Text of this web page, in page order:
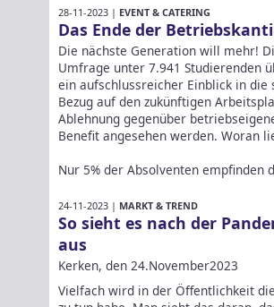
28-11-2023 | EVENT & CATERING
Das Ende der
Die nächste Generation will mehr!
Umfrage unter 7.941 Studierenden
ein aufschlussreicher Einblick in die
Bezug auf den zukünftigen
Ablehnung gegenüber
Benefit angesehen werden. Woran
Nur 5% der Absolventen empfinden
24-11-2023 | MARKT & TREND
So sieht es nach der
aus
Kerken, den 24.November2023
Vielfach wird in der Öffentlichkeit